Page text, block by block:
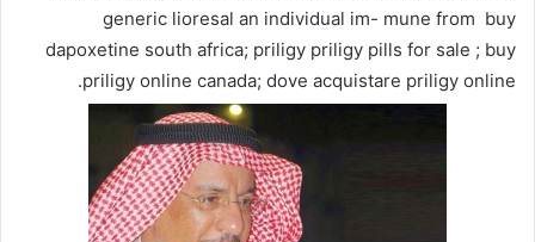
generic lioresal an individual im- mune from buy
dapoxetine south africa; priligy priligy pills for sale ; buy
priligy online canada; dove acquistare priligy online.